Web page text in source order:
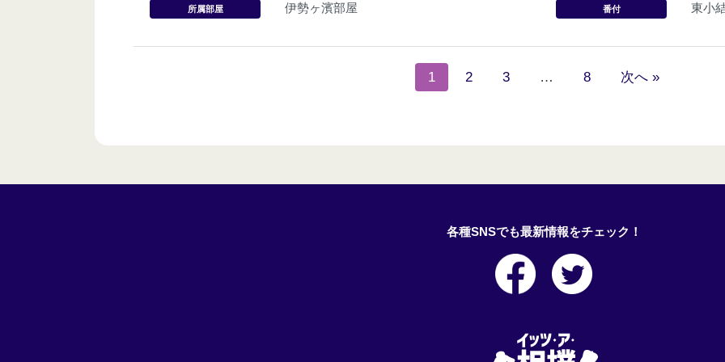
所属部屋 伊勢ヶ濱部屋 番付 東小
1 2 3 … 8 次へ »
各種SNSでも最新情報をチェック！